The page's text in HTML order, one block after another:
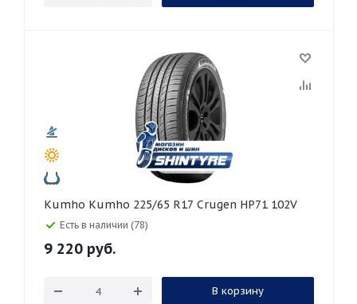
Kumho Kumho 225/65 R17 Crugen HP71 102V
Есть в наличии (78)
9 220 руб.
В корзину